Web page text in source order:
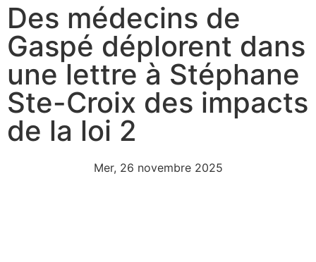
107,1
Paspébiac
Des médecins de
Gaspé déplorent dans
une lettre à Stéphane
Ste-Croix des impacts
de la loi 2
Mer, 26 novembre 2025